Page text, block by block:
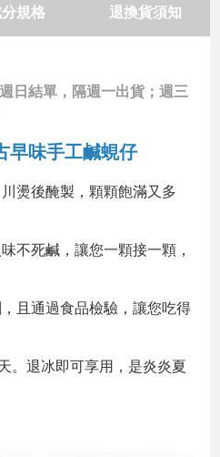
規格 退換貨須知
日結單，隔週一出貨；週三
味手工鹹蜆仔
燙後醃製，顆顆飽滿又多
不死鹹，讓您一顆接一顆，
，且通過食品檢驗，讓您吃得
。退冰即可享用，是炎炎夏